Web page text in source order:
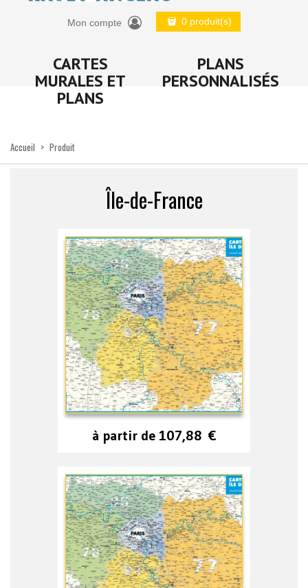
Mon compte 0 produit(s)
CARTES
MURALES ET
PLANS
PLANS
PERSONNALISÉS
Accueil > Produit
Île-de-France
à partir de 107,88 €